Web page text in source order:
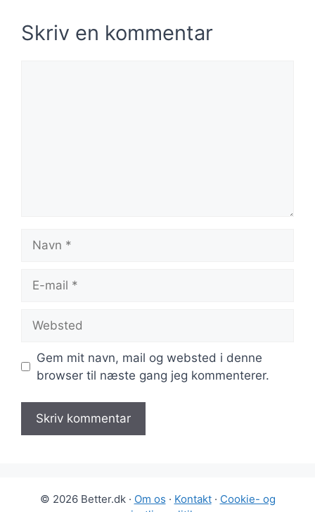
Skriv en kommentar
mail
Gem mit navn, mail og websted i denne
browser til næste gang jeg kommenterer.
© 2026 Better.dk · Om os · Kontakt· Cookie- og